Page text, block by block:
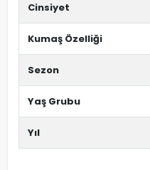
Cinsiyet
Kumaş Özelliği
Sezon
Yaş Grubu
Yıl